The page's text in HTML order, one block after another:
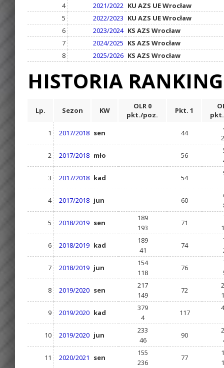
4
2021/2022 KU AZS UE Wrocław
5
2022/2023 KU AZS UE Wrocław
6
2023/2024 KS AZS Wrocław
7
2024/2025 KS AZS Wrocław
8
2025/2026 KS AZS Wrocław
HISTORIA
Lp. Sezon KW
OLR 0
pkt./poz.
Pkt. 1
1
2017/2018 sen 44
2
2017/2018 mło 56
3
2017/2018 kad 54
4
2017/2018 jun 60
5
2018/2019 sen
189
193
71
6
2018/2019 kad
189
41
74
7
2018/2019 jun
154
118
76
8
2019/2020 sen
217
149
72
9
2019/2020 kad
379
4
117
10 2019/2020 jun
233
46
90
11
2020/2021 sen
155
236
77